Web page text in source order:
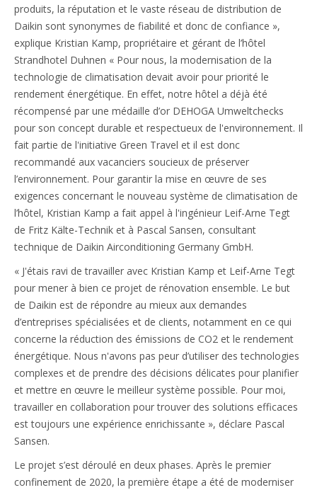
produits, la réputation et le vaste réseau de distribution de
Daikin sont synonymes de fiabilité et donc de confiance »,
explique Kristian Kamp, propriétaire et gérant de l’hôtel
Strandhotel Duhnen « Pour nous, la modernisation de la
technologie de climatisation devait avoir pour priorité le
rendement énergétique. En effet, notre hôtel a déjà été
récompensé par une médaille d’or DEHOGA Umweltchecks
pour son concept durable et respectueux de l'environnement. Il
fait partie de l'initiative Green Travel et il est donc
recommandé aux vacanciers soucieux de préserver
l’environnement. Pour garantir la mise en œuvre de ses
exigences concernant le nouveau système de climatisation de
l’hôtel, Kristian Kamp a fait appel à l'ingénieur Leif-Arne Tegt
de Fritz Kälte-Technik et à Pascal Sansen, consultant
technique de Daikin Airconditioning Germany GmbH.
« J'étais ravi de travailler avec Kristian Kamp et Leif-Arne Tegt
pour mener à bien ce projet de rénovation ensemble. Le but
de Daikin est de répondre au mieux aux demandes
d’entreprises spécialisées et de clients, notamment en ce qui
concerne la réduction des émissions de CO2 et le rendement
énergétique. Nous n'avons pas peur d’utiliser des technologies
complexes et de prendre des décisions délicates pour planifier
et mettre en œuvre le meilleur système possible. Pour moi,
travailler en collaboration pour trouver des solutions efficaces
est toujours une expérience enrichissante », déclare Pascal
Sansen.
Le projet s’est déroulé en deux phases. Après le premier
confinement de 2020, la première étape a été de moderniser